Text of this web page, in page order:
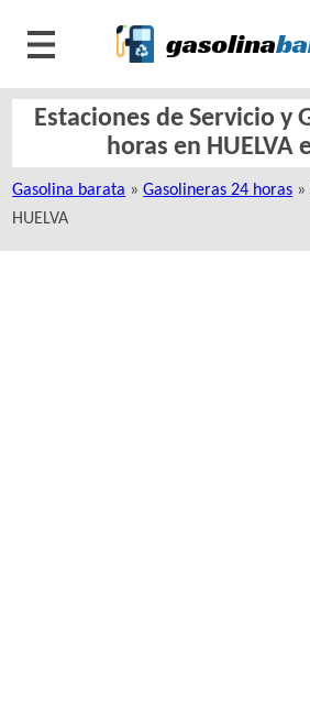
Estaciones de Servicio y
horas en HUELVA
Gasolina barata »Gasolineras 24 horas
HUELVA